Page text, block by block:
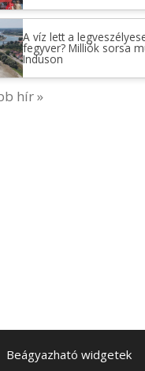
A víz lett a
fegyver? Milliók sorsa
Induson
hír »
Beágyazható widgetek